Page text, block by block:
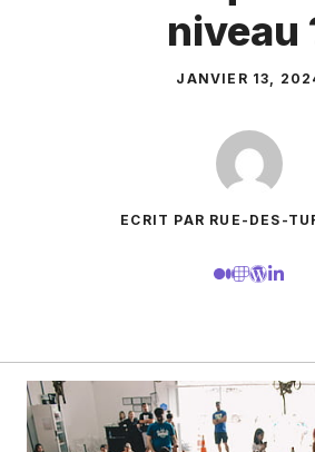
niveau
JANVIER 13,
ECRIT PAR RUE-DES-